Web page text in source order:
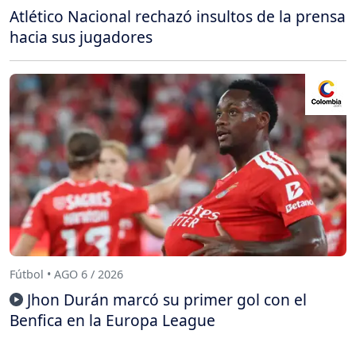
Atlético Nacional rechazó insultos de la prensa
hacia sus jugadores
Fútbol • AGO 6 / 2026
Jhon Durán marcó su primer gol con el
Benfica en la Europa League